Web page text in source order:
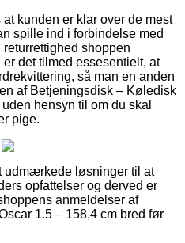
kunden er klar over de mest
spille ind i forbindelse med
shoppen
det tilmed essesentielt, at
så man en anden
af Betjeningsdisk – Køledisk
hensyn til om du skal
pige.
udmærkede løsninger til at
opfattelser og derved er
anmeldelser af
1.5 – 158,4 cm bred før